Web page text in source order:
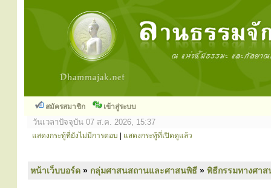
สมัครสมาชิก เข้าสู่ระบบ
วันเวลาปัจจุบัน 07 ส.ค. 2026, 15:37
แสดงกระทู้ที่ยังไม่มีการตอบ แสดงกระทู้ที่เปิดดูแล้ว
หน้าเว็บบอร์ด » กลุ่มศาสนสถานและศาสนพิธี » พิธีกรรมทางศา